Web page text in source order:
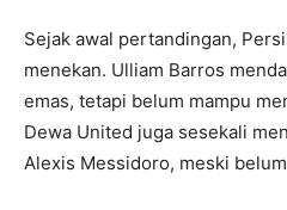
Sejak awal pertandingan,
menekan. Ulliam Barros
emas, tetapi belum mampu
Dewa United juga sesekali
Alexis Messidoro, meski